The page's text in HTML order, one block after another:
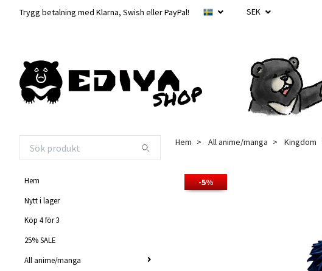
Trygg betalning med Klarna, Swish eller PayPal! SEK
Hem
Nytt i lager
Köp 4 för 3
25% SALE
All anime/manga
Hem All anime/manga Kingdom
-5%